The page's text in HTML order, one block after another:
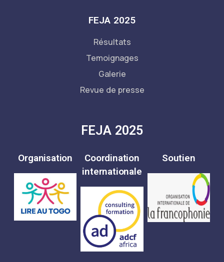
FEJA 2025
Résultats
Temoignages
Galerie
Revue de presse
FEJA 2025
Organisation
Coordination
internationale
Soutien